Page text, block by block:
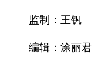
监制：王钒
编辑：涂丽君